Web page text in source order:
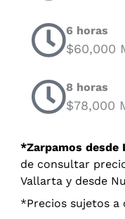
6 horas
$60,000
8 horas
$78,000
*Zarpamos desde
de consultar
Vallarta y desde
*Precios sujetos a